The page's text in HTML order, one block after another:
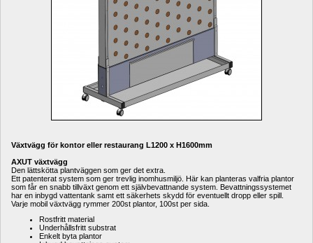
Växtvägg för kontor eller restaurang L1200 x H1600mm
AXUT växtvägg
Den lättskötta plantväggen som ger det extra.
Ett patenterat system som ger trevlig inomhusmiljö. Här kan planteras valfria plantor
som får en snabb tillväxt genom ett självbevattnande system. Bevattningssystemet
har en inbygd vattentank samt ett säkerhets skydd för eventuellt dropp eller spill.
Varje mobil växtvägg rymmer 200st plantor, 100st per sida.
Rostfritt material
Underhållsfritt substrat
Enkelt byta plantor